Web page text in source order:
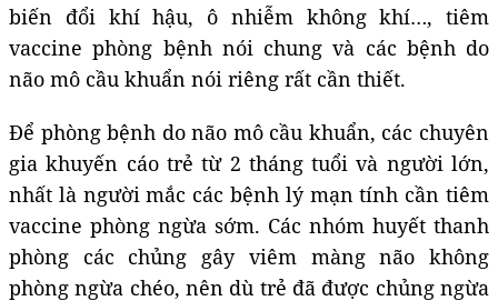
biến đổi khí hậu, ô nhiễm không khí…, tiêm
vaccine phòng bệnh nói chung và các bệnh do
não mô cầu khuẩn nói riêng rất cần thiết.
Để phòng bệnh do não mô cầu khuẩn, các chuyên
gia khuyến cáo trẻ từ 2 tháng tuổi và người lớn,
nhất là người mắc các bệnh lý mạn tính cần tiêm
vaccine phòng ngừa sớm. Các nhóm huyết thanh
phòng các chủng gây viêm màng não không
phòng ngừa chéo, nên dù trẻ đã được chủng ngừa